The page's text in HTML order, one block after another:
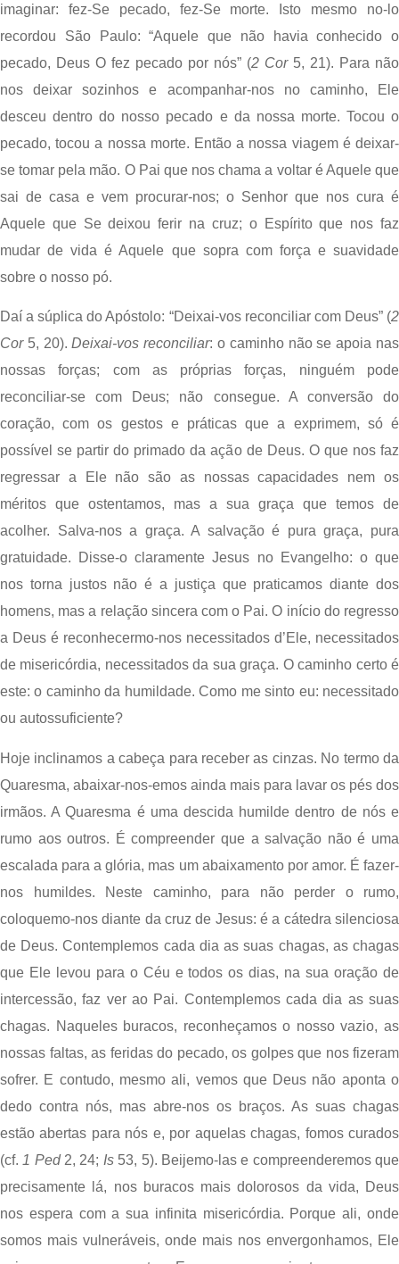
imaginar: fez-Se pecado, fez-Se morte. Isto mesmo no-lo
recordou São Paulo: “Aquele que não havia conhecido o
pecado, Deus O fez pecado por nós” (2 Cor 5, 21). Para não
nos deixar sozinhos e acompanhar-nos no caminho, Ele
desceu dentro do nosso pecado e da nossa morte. Tocou o
pecado, tocou a nossa morte. Então a nossa viagem é deixar-
se tomar pela mão. O Pai que nos chama a voltar é Aquele que
sai de casa e vem procurar-nos; o Senhor que nos cura é
Aquele que Se deixou ferir na cruz; o Espírito que nos faz
mudar de vida é Aquele que sopra com força e suavidade
sobre o nosso pó.
Daí a súplica do Apóstolo: “Deixai-vos reconciliar com Deus” (2
Cor 5, 20). Deixai-vos reconciliar: o caminho não se apoia nas
nossas forças; com as próprias forças, ninguém pode
reconciliar-se com Deus; não consegue. A conversão do
coração, com os gestos e práticas que a exprimem, só é
possível se partir do primado da ação de Deus. O que nos faz
regressar a Ele não são as nossas capacidades nem os
méritos que ostentamos, mas a sua graça que temos de
acolher. Salva-nos a graça. A salvação é pura graça, pura
gratuidade. Disse-o claramente Jesus no Evangelho: o que
nos torna justos não é a justiça que praticamos diante dos
homens, mas a relação sincera com o Pai. O início do regresso
a Deus é reconhecermo-nos necessitados d’Ele, necessitados
de misericórdia, necessitados da sua graça. O caminho certo é
este: o caminho da humildade. Como me sinto eu: necessitado
ou autossuficiente?
Hoje inclinamos a cabeça para receber as cinzas. No termo da
Quaresma, abaixar-nos-emos ainda mais para lavar os pés dos
irmãos. A Quaresma é uma descida humilde dentro de nós e
rumo aos outros. É compreender que a salvação não é uma
escalada para a glória, mas um abaixamento por amor. É fazer-
nos humildes. Neste caminho, para não perder o rumo,
coloquemo-nos diante da cruz de Jesus: é a cátedra silenciosa
de Deus. Contemplemos cada dia as suas chagas, as chagas
que Ele levou para o Céu e todos os dias, na sua oração de
intercessão, faz ver ao Pai. Contemplemos cada dia as suas
chagas. Naqueles buracos, reconheçamos o nosso vazio, as
nossas faltas, as feridas do pecado, os golpes que nos fizeram
sofrer. E contudo, mesmo ali, vemos que Deus não aponta o
dedo contra nós, mas abre-nos os braços. As suas chagas
estão abertas para nós e, por aquelas chagas, fomos curados
(cf. 1 Ped 2, 24; Is 53, 5). Beijemo-las e compreenderemos que
precisamente lá, nos buracos mais dolorosos da vida, Deus
nos espera com a sua infinita misericórdia. Porque ali, onde
somos mais vulneráveis, onde mais nos envergonhamos, Ele